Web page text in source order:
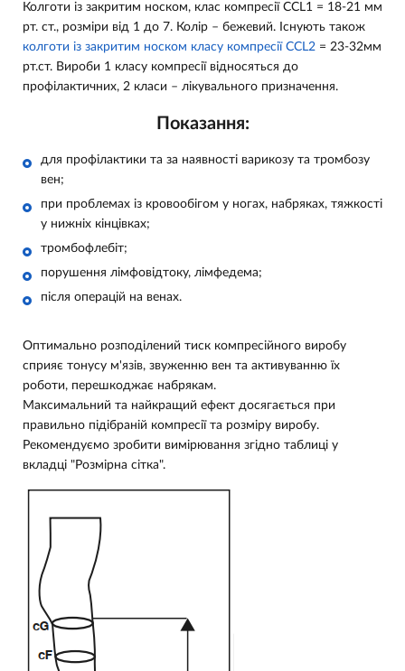
Колготи із закритим носком, клас компресії CCL1 = 18-21 мм
рт. ст., розміри від 1 до 7. Колір – бежевий. Існують також
колготи із закритим носком класу компресії CCL2 = 23-32мм
рт.ст. Вироби 1 класу компресії відносяться до
профілактичних, 2 класи – лікувального призначення.
Показання:
для профілактики та за наявності варикозу та тромбозу
вен;
при проблемах із кровообігом у ногах, набряках, тяжкості
у нижніх кінцівках;
тромбофлебіт;
порушення лімфовідтоку, лімфедема;
після операцій на венах.
Оптимально розподілений тиск компресійного виробу
сприяє тонусу м'язів, звуженню вен та активуванню їх
роботи, перешкоджає набрякам.
Максимальний та найкращий ефект досягається при
правильно підібраній компресії та розміру виробу.
Рекомендуємо зробити вимірювання згідно таблиці у
вкладці "Розмірна сітка".